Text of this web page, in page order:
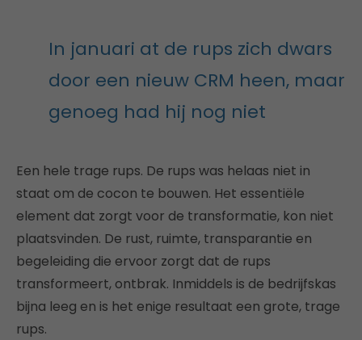
In januari at de rups zich dwars
door een nieuw CRM heen, maar
genoeg had hij nog niet
Een hele trage rups. De rups was helaas niet in
staat om de cocon te bouwen. Het essentiële
element dat zorgt voor de transformatie, kon niet
plaatsvinden. De rust, ruimte, transparantie en
begeleiding die ervoor zorgt dat de rups
transformeert, ontbrak. Inmiddels is de bedrijfskas
bijna leeg en is het enige resultaat een grote, trage
rups.